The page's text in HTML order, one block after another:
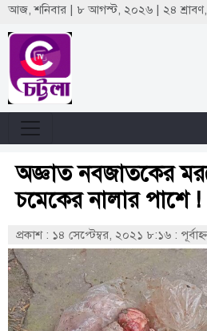
আজ, শনিবার | ৮ আগস্ট, ২০২৬ | ২৪
অজ্ঞাত নবজাতকের
চমেকের নালার পাশে !
প্রকাশ : ১৪ সেপ্টেম্বর, ২০২১ ৮:১৬ : পূর্বাহ্ণ